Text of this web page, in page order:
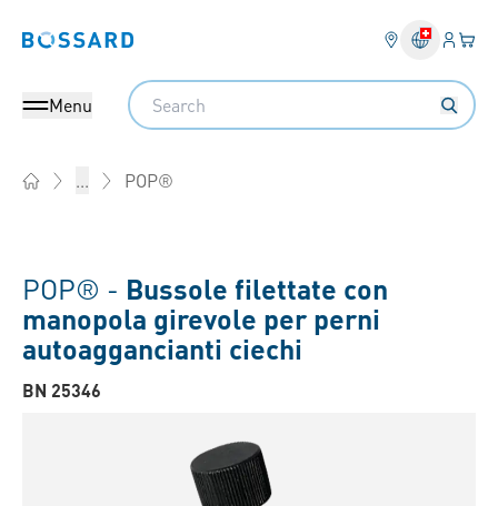
Bossard homepage Login
Il
Menu
Search
... POP®
POP® - Bussole filettate con
manopola girevole per perni
autoaggancianti ciechi
BN 25346